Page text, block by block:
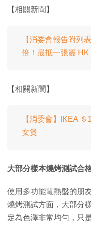
【相關新聞】
【消委會報告附列
倍！最抵一張簽
【相關新聞】
【消委會】IKEA
女煲
大部分樣本燒烤測試合
使用多功能電熱盤的朋
燒烤測試方面，大部分
定為色澤非常均勻，只